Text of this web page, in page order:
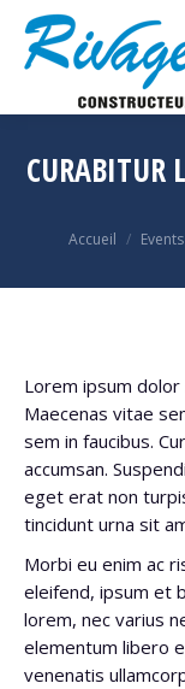
CURABITUR
Vous êtes ici :
Accueil Events
Lorem ipsum
Maecenas vitae
sem in faucibus.
accumsan.
eget erat non
tincidunt urna sit
Morbi eu enim ac
eleifend, ipsum et
lorem, nec varius
elementum libero
venenatis